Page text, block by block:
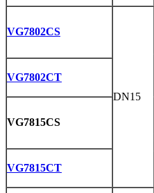
VG7802CS
DN15
VG7802CT
VG7815CS
VG7815CT